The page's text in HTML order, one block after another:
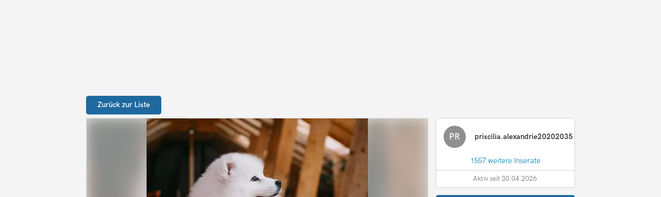
Zurück zur Liste
PR priscilia.alexandrie20202035
1557 weitere Inserate
Aktiv seit 30.04.2026